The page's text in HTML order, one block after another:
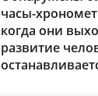
часы-
когда они
развитие